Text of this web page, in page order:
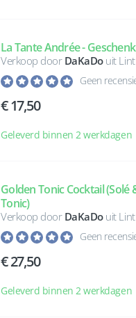
La Tante Andrée -
Verkoop door DaKaDouit Lint
Geen
17,50
Geleverd binnen 2 werkdagen
Golden Tonic Cocktail (Solé
Tonic)
Verkoop door DaKaDouit Lint
Geen
27,50
Geleverd binnen 2 werkdagen